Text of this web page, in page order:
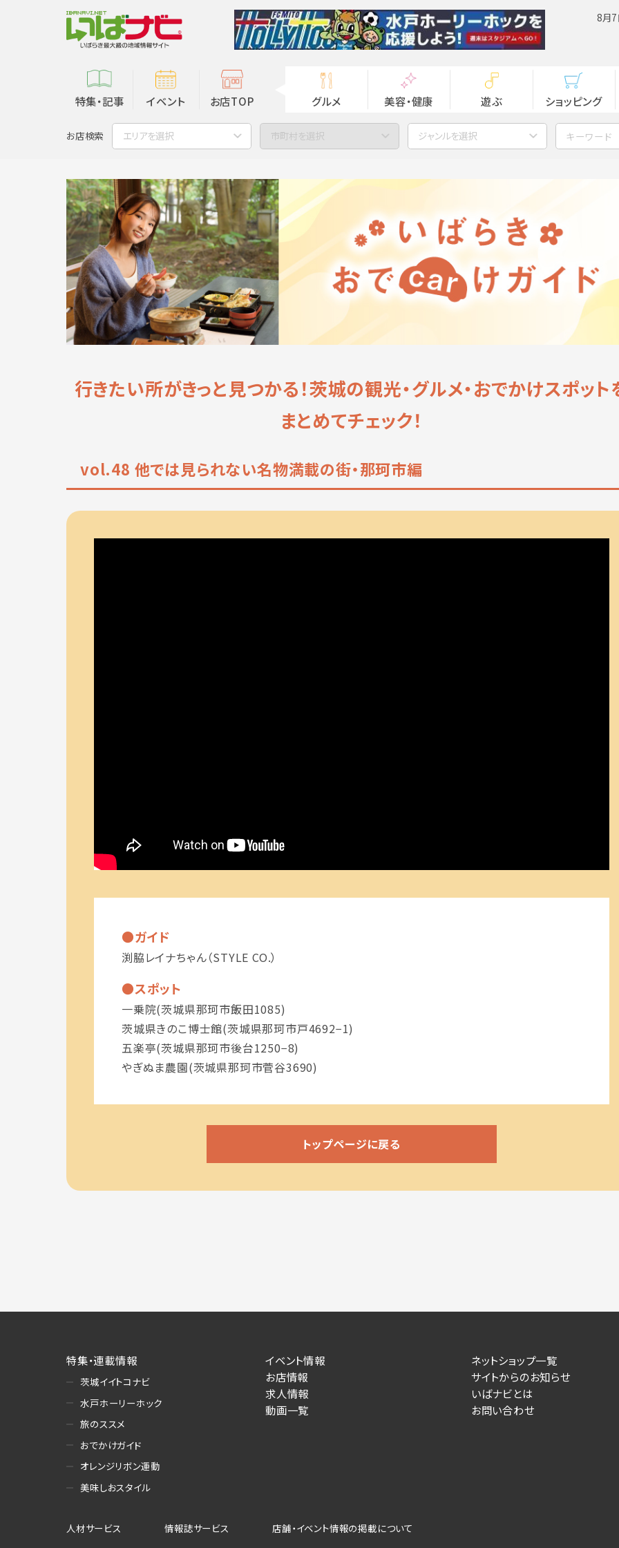
8月7
特集・記事 イベント お店TOP グルメ 美容・健康 遊ぶ ショッピング
お店検索 エリアを選択 市町村を選択 ジャンルを選択
行きたい所がきっと見つかる！茨城の観光・グルメ・おでかけスポット
まとめてチェック！
vol.48 他では見られない名物満載の街・那珂市編
ガイド
渕脇レイナちゃん（STYLE CO.）
スポット
一乗院(茨城県那珂市飯田1085)
茨城県きのこ博士館(茨城県那珂市戸4692−1)
五楽亭(茨城県那珂市後台1250−8)
やぎぬま農園(茨城県那珂市菅谷3690)
トップページに戻る
特集・連載情報
茨城イイトコナビ
水戸ホーリーホック
旅のススメ
おでかけガイド
オレンジリボン運動
美味しおスタイル
イベント情報
お店情報
求人情報
動画一覧
ネットショップ一覧
サイトからのお知らせ
いばナビとは
お問い合わせ
人材サービス 情報誌サービス 店舗・イベント情報の掲載について